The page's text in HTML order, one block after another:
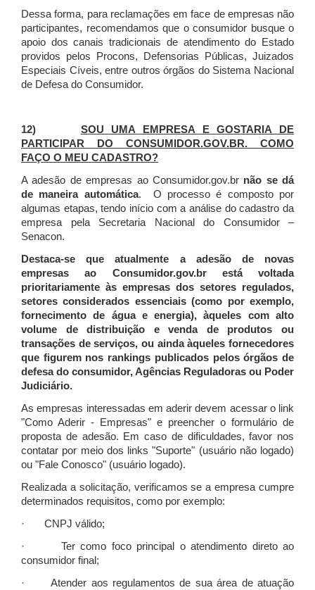
Dessa forma, para reclamações em face de empresas não
participantes, recomendamos que o consumidor busque o
apoio dos canais tradicionais de atendimento do Estado
providos pelos Procons, Defensorias Públicas, Juizados
Especiais Cíveis, entre outros órgãos do Sistema Nacional
de Defesa do Consumidor.
12) SOU UMA EMPRESA E GOSTARIA DE
PARTICIPAR DO CONSUMIDOR.GOV.BR. COMO
FAÇO O MEU CADASTRO?
A adesão de empresas ao Consumidor.gov.br não se dá
de maneira automática. O processo é composto por
algumas etapas, tendo início com a análise do cadastro da
empresa pela Secretaria Nacional do Consumidor –
Senacon.
Destaca-se que atualmente a adesão de novas
empresas ao Consumidor.gov.br está voltada
prioritariamente às empresas dos setores regulados,
setores considerados essenciais (como por exemplo,
fornecimento de água e energia), àqueles com alto
volume de distribuição e venda de produtos ou
transações de serviços, ou ainda àqueles fornecedores
que figurem nos rankings publicados pelos órgãos de
defesa do consumidor, Agências Reguladoras ou Poder
Judiciário.
As empresas interessadas em aderir devem acessar o link
"Como Aderir - Empresas" e preencher o formulário de
proposta de adesão. Em caso de dificuldades, favor nos
contatar por meio dos links "Suporte" (usuário não logado)
ou "Fale Conosco" (usuário logado).
Realizada a solicitação, verificamos se a empresa cumpre
determinados requisitos, como por exemplo:
· CNPJ válido;
· Ter como foco principal o atendimento direto ao
consumidor final;
· Atender aos regulamentos de sua área de atuação